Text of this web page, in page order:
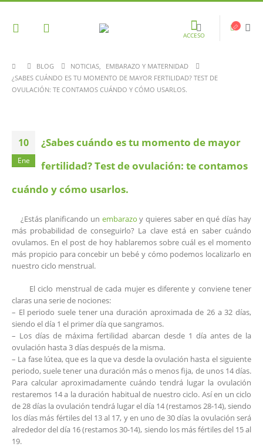
ACCESO
BLOG NOTICIAS,
EMBARAZO Y MATERNIDAD
¿SABES CUÁNDO ES TU MOMENTO DE MAYOR FERTILIDAD? TEST DE
OVULACIÓN: TE CONTAMOS CUÁNDO Y CÓMO USARLOS.
10
Ene
¿Sabes cuándo es tu momento de mayor
fertilidad? Test de ovulación: te contamos
cuándo y cómo usarlos.
¿Estás planificando un embarazo y quieres saber en qué días hay
más probabilidad de conseguirlo? La clave está en saber cuándo
ovulamos. En el post de hoy hablaremos sobre cuál es el momento
más propicio para concebir un bebé y cómo podemos localizarlo en
nuestro ciclo menstrual.
El ciclo menstrual de cada mujer es diferente y conviene tener
claras una serie de nociones:
– El periodo suele tener una duración aproximada de 26 a 32 días,
siendo el día 1 el primer día que sangramos.
– Los días de máxima fertilidad abarcan desde 1 día antes de la
ovulación hasta 3 días después de la misma.
– La fase lútea, que es la que va desde la ovulación hasta el siguiente
periodo, suele tener una duración más o menos fija, de unos 14 días.
Para calcular aproximadamente cuándo tendrá lugar la ovulación
restaremos 14 a la duración habitual de nuestro ciclo. Así en un ciclo
de 28 días la ovulación tendrá lugar el día 14 (restamos 28-14), siendo
los días más fértiles del 13 al 17, y en uno de 30 días la ovulación será
alrededor del día 16 (restamos 30-14), siendo los más fértiles del 15 al
19.